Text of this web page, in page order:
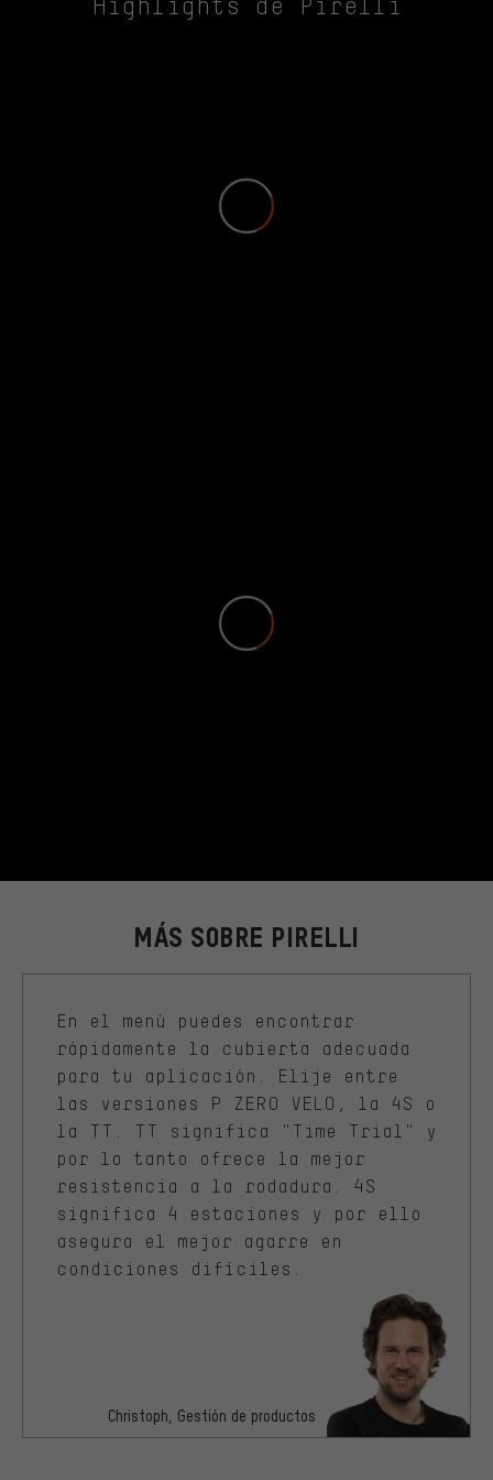
Highlights de Pirelli
MÁS SOBRE PIRELLI
En el menú puedes encontrar
rápidamente la cubierta adecuada
para tu aplicación. Elije entre
las versiones P ZERO VELO, la 4S o
la TT. TT significa "Time Trial" y
por lo tanto ofrece la mejor
resistencia a la rodadura. 4S
significa 4 estaciones y por ello
asegura el mejor agarre en
condiciones difíciles.
Christoph, Gestión de productos